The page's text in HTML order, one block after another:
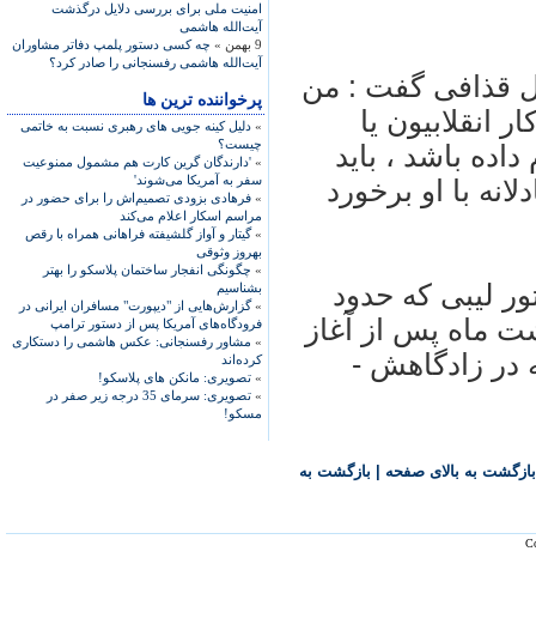
امنیت ملی برای بررسی دلایل درگذشت
آیت‌الله هاشمی
9 بهمن »
چه کسی دستور پلمپ دفاتر مشاوران
آیت‌الله هاشمی رفسنجانی را صادر کرد؟
پرخواننده ترین ها
» دلیل کینه جویی های رهبری نسبت به خاتمی
چیست؟
» 'دارندگان گرین کارت هم مشمول ممنوعیت
سفر به آمریکا می‌شوند'
» فرهادی بزودی تصمیم‌اش را برای حضور در
مراسم اسکار اعلام می‌کند
»گیتار و آواز گلشیفته فراهانی همراه با رقص
بهروز وثوقی
» چگونگی انفجار ساختمان پلاسکو را بهتر
بشناسیم
»گزارش‌هایی از "دیپورت" مسافران ایرانی در
فرودگاه‌های آمریکا پس از دستور ترامپ
» مشاور رفسنجانی: عکس هاشمی را دستکاری
کرده‌اند
» تصویری: مانکن های پلاسکو!
»
تصویری: سرمای 35 درجه زیر صفر در
مسکو!
قذافی گفت : من
انقلابيون يا
باشد ، بايد
با او برخورد
ليبی که حدود
ماه پس از آغاز
در زادگاهش -
بازگشت به بالای صفحه بازگشت به